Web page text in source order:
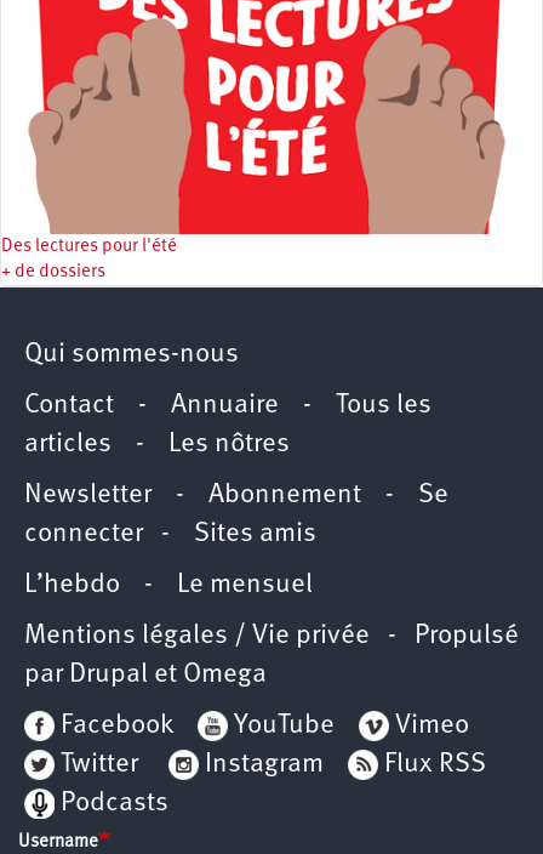
Des lectures pour l'été
+ de dossiers
Qui sommes-nous
Contact - Annuaire -
Tous les
articles - Les nôtres
Newsletter- Abonnement - Se
connecter- Sites amis
L’hebdo - Le mensuel
Mentions légales / Vie privée - Propulsé
par Drupal et Omega
Facebook
YouTube
Vimeo
Twitter
Instagram
Flux RSS
Podcasts
Username